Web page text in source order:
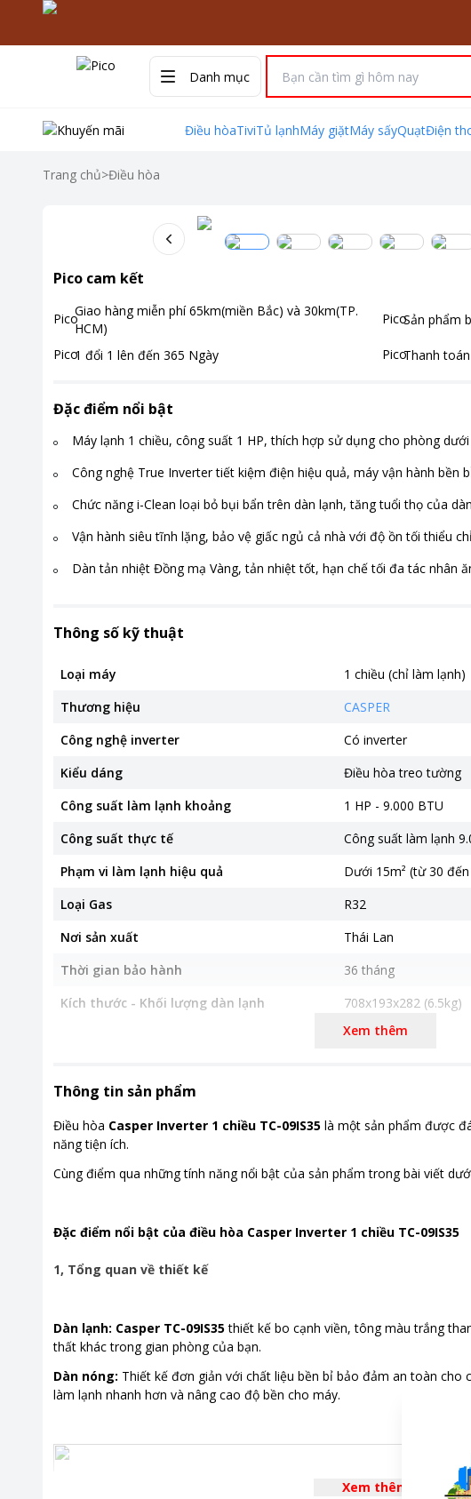
Danh mục
Điều hòaTiviTủ lạnhMáy giặtMáy sấyQuạtĐiện
Trang chủ>Điều hòa
Pico cam kết
Giao hàng miễn phí 65km(miền Bắc) và 30km(TP.
HCM)
Sản phẩm
1 đổi 1 lên đến 365 Ngày Thanh toán
Đặc điểm nổi bật
Máy lạnh 1 chiều, công suất 1 HP, thích hợp sử dụng cho phòng dưới
Công nghệ True Inverter tiết kiệm điện hiệu quả, máy vận hành bền
Chức năng i-Clean loại bỏ bụi bẩn trên dàn lạnh, tăng tuổi thọ của
Vận hành siêu tĩnh lặng, bảo vệ giấc ngủ cả nhà với độ ồn tối thiểu
Dàn tản nhiệt Đồng mạ Vàng, tản nhiệt tốt, hạn chế tối đa tác nhân
Thông số kỹ thuật
Loại máy
1 chiều (chỉ làm lạnh)
Thương hiệu
CASPER
Công nghệ inverter
Có inverter
Kiểu dáng
Điều hòa treo tường
Công suất làm lạnh khoảng
1 HP - 9.000 BTU
Công suất thực tế
Công suất làm lạnh
Phạm vi làm lạnh hiệu quả
Dưới 15m² (từ 30 đến
Loại Gas
R32
Nơi sản xuất
Thái Lan
Thời gian bảo hành
36 tháng
Kích thước - Khối lượng dàn lạnh
708x193x282 (6.5kg)
703x233x455 (17.5kg)
Tiện ích
Xem thêm
Thông tin sản phẩm
Điều hòa Casper Inverter 1 chiều TC-09IS35 là một sản phẩm được
năng tiện ích.
Cùng điểm qua những tính năng nổi bật của sản phẩm trong bài viết
Đặc điểm nổi bật của điều hòa Casper Inverter 1 chiều TC-09IS35
1, Tổng quan về thiết kế
Dàn lạnh: Casper TC-09IS35thiết kế bo cạnh viền, tông màu trắng
thất khác trong gian phòng của bạn.
Dàn nóng: Thiết kế đơn giản với chất liệu bền bỉ bảo đảm an toàn cho
làm lạnh nhanh hơn và nâng cao độ bền cho máy.
Xem thêm